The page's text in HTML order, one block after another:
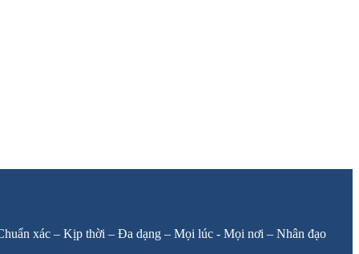
xác – Kịp thời – Đa dạng – Mọi lúc - Mọi nơi – Nhân đạo